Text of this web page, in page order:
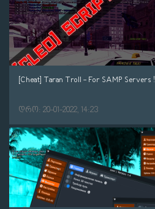
[Cheat] Taran Troll - For SAMP Servers !
დრო: 20-01-2022, 14:23